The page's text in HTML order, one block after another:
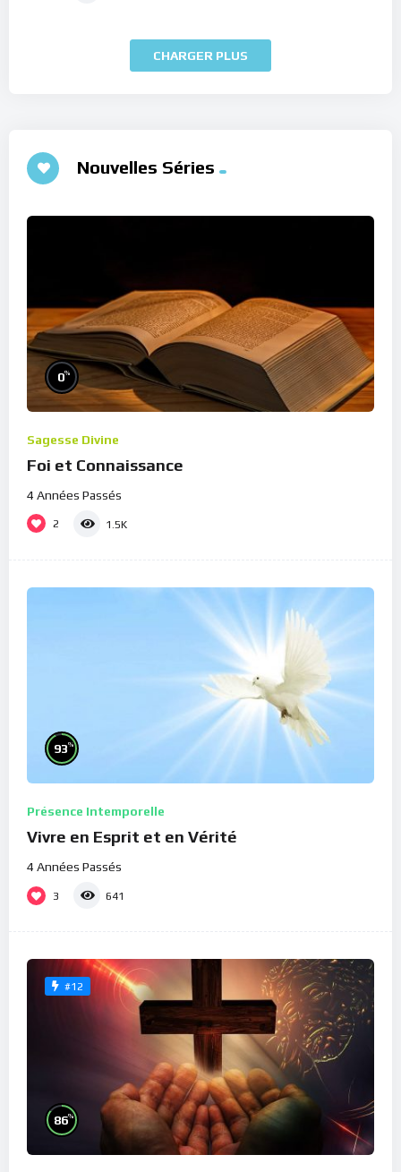
CHARGER PLUS
Nouvelles Séries
0%
Sagesse Divine
Foi et Connaissance
4 Années Passés
2 1.5K
93%
Présence Intemporelle
Vivre en Esprit et en Vérité
4 Années Passés
3 641
#12
86%